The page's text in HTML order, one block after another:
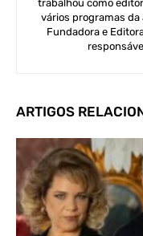
trabalhou como
vários programas da
Fundadora e
ARTIGOS